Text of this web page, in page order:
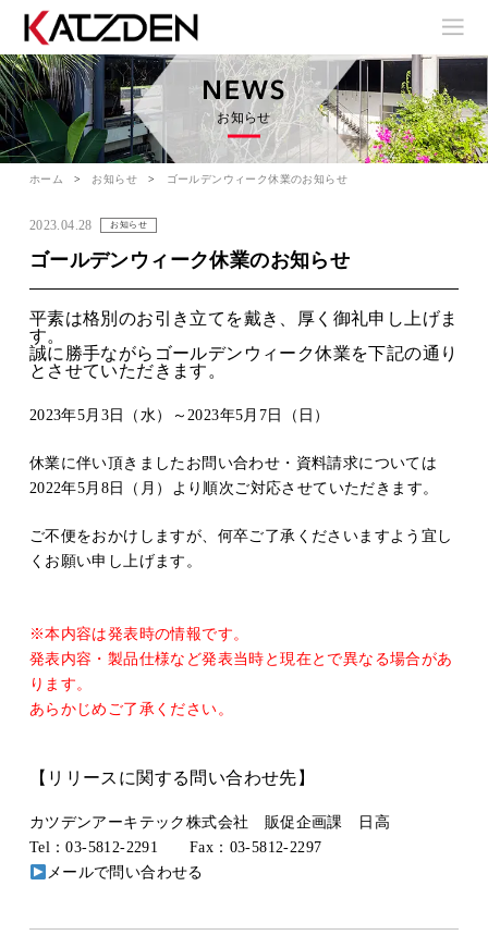
お知らせ
ホーム お知らせ ゴールデンウィーク休業のお知らせ
2023.04.28 お知らせ
ゴールデンウィーク休業のお知らせ
平素は格別のお引き立てを戴き、厚く御礼申し上げま
す。
誠に勝手ながらゴールデンウィーク休業を下記の通り
とさせていただきます。
2023年5月3日（水）～2023年5月7日（日）
休業に伴い頂きましたお問い合わせ・資料請求については
2022年5月8日（月）より順次ご対応させていただきます。
ご不便をおかけしますが、何卒ご了承くださいますよう宜し
くお願い申し上げます。
※本内容は発表時の情報です。
発表内容・製品仕様など発表当時と現在とで異なる場合があ
ります。
あらかじめご了承ください。
【リリースに関する問い合わせ先】
カツデンアーキテック株式会社 販促企画課 日高
Tel：03-5812-2291 Fax：03-5812-2297
メールで問い合わせる